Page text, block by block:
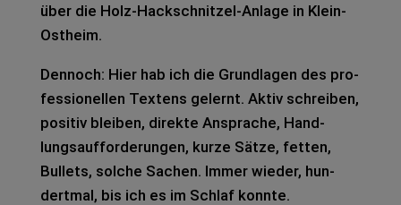
über die Holz-Hack­schnit­zel-Anla­ge in Klein-
Ost­heim.
Den­noch: Hier hab ich die Grund­la­gen des pro­
fes­sio­nel­len Tex­tens gelernt. Aktiv schrei­ben,
posi­tiv blei­ben, direk­te Anspra­che, Hand­
lungs­auf­for­de­run­gen, kurze Sätze, fet­ten,
Bul­lets, sol­che Sachen. Immer wie­der, hun­
dert­mal, bis ich es im Schlaf konn­te.